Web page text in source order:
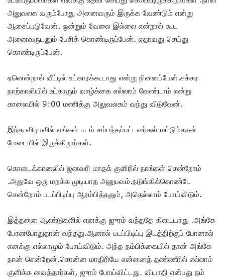
அலுவலக வரும்போது அனைவரும் இருக்க வேண்டும் என்று
ஆசைப்படுவேன். ஒன்றும் வேலை இல்லை என்றால் கூட
அனைவருடனும் பேசிக் கொண்டிருப்பேன். ஏதாவது செய்து
கொண்டிருப்பேன்.
ஏனென்றால் வீட்டில் உட்காரக்கூடாது என்று நினைப்பேன்.சக்கர
நாற்காலியில் உட்காரும் வாழ்க்கை எல்லாம் வேண்டாம் என்று
காலையில் 9:00 மணிக்கு அலுவலகம் வந்து விடுவேன்.
இந்த விழாவில் எங்கள் படம் சம்பந்தப்பட்டவர்கள் மட்டும்தான்
மேடையில் இருக்கிறார்கள்.
கொடைக்கானலில் ஜனவரி மாதக் குளிரில் நாங்கள் சென்றோம்
.அதுவே ஒரு மறக்க முடியாத அனுபவம்.நடுங்கிக்கொண்டே
சென்றோம் படப்பிடிப்பு ஆரம்பித்ததும், அதெல்லாம் போய்விடும்.
இத்தனை ஆண்டுகளில் எனக்கு ஜுரம் வந்ததே கிடையாது .அங்கே
போனபோதுதான் வந்தது.ஆனால் படப்பிடிப்பு இடத்திற்குப் போனால்
எனக்கு எல்லாமும் போய்விடும். அந்த நம்பிக்கையில் தான் அங்கே
நான் சென்றேன்.சொன்ன மாதிரியே என்னைத் தண்ணீரில் எல்லாம்
குளிக்க வைத்தார்கள், ஜுரம் போய்விட்டது. வியாதி என்பது நம்